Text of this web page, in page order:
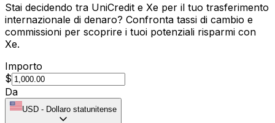
Stai decidendo tra UniCredit e Xe per il tuo trasferimento
internazionale di denaro? Confronta tassi di cambio e
commissioni per scoprire i tuoi potenziali risparmi con
Xe.
Importo
$
Da
USD - Dollaro statunitense